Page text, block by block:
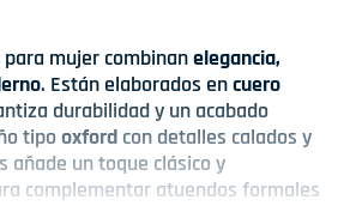
para mujer combinanelegancia,
. Están elaborados encuero
durabilidad y un acabado
tipo oxford con detalles calados y
añade un toque clásico y
complementar atuendos formales